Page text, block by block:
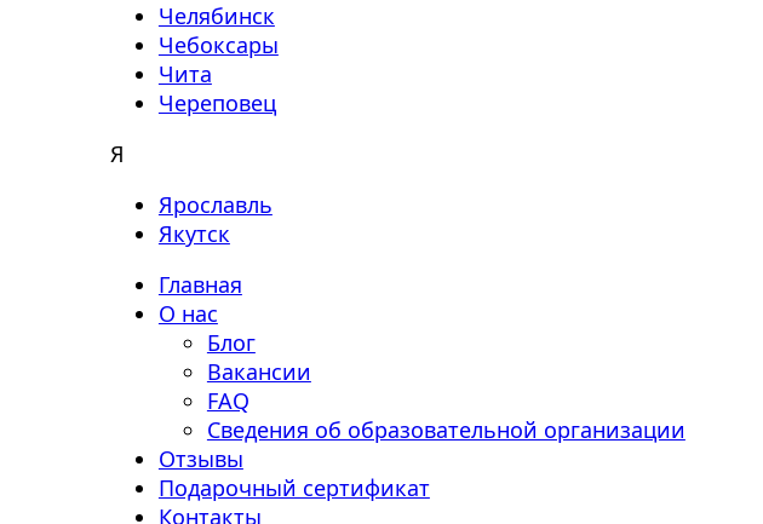
Челябинск
Чебоксары
Чита
Череповец
Я
Ярославль
Якутск
Главная
О нас
Блог
Вакансии
FAQ
Сведения об образовательной организации
Отзывы
Подарочный сертификат
Контакты